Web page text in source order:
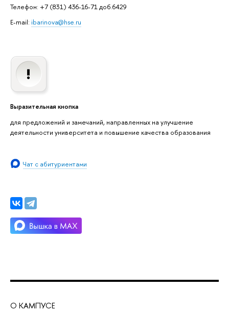
Телефон: +7 (831) 436-16-71 доб.6429
E-mail: ibarinova@hse.ru
Выразительная кнопка
для предложений и замечаний, направленных на улучшение
деятельности университета и повышение качества образования
Чат с абитуриентами
О КАМПУСЕ